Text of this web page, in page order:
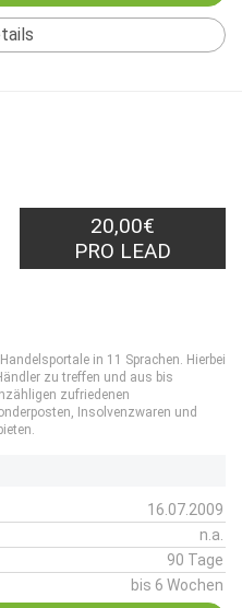
20,00€
PRO LEAD
in 11 Sprachen. Hierbei
zu treffen und aus bis
zufriedenen
Insolvenzwaren und
16.07.2009
n.a.
90 Tage
bis 6 Wochen